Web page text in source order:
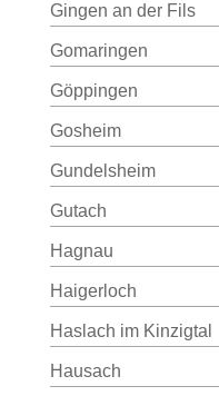
Gingen an der Fils
Gomaringen
Göppingen
Gosheim
Gundelsheim
Gutach
Hagnau
Haigerloch
Haslach im Kinzigtal
Hausach